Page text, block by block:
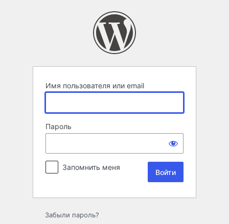
Имя пользователя или email
Пароль
Запомнить меня
Забыли пароль?